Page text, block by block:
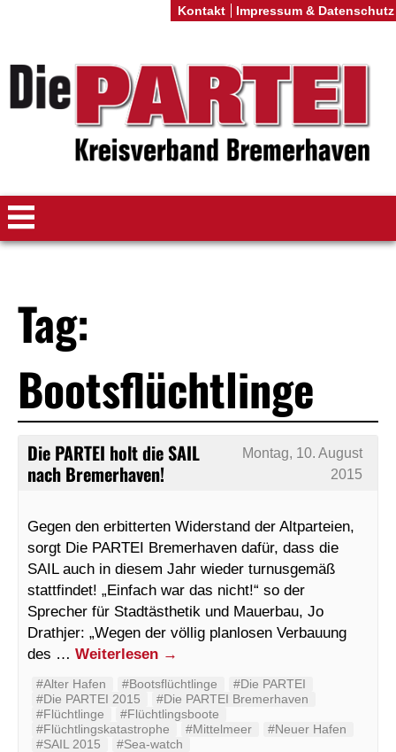
Tag:
Bootsflüchtlinge
Die PARTEI holt die SAIL
nach Bremerhaven!
Montag, 10. August
2015
Gegen den erbitterten Widerstand der Altparteien,
sorgt Die PARTEI Bremerhaven dafür, dass die
SAIL auch in diesem Jahr wieder turnusgemäß
stattfindet! „Einfach war das nicht!“ so der
Sprecher für Stadtästhetik und Mauerbau, Jo
Drathjer: „Wegen der völlig planlosen Verbauung
des … Weiterlesen →
#Alter Hafen #Bootsflüchtlinge
#‬‪Die PARTEI‬
#Die PARTEI 2015
#Die PARTEI Bremerhaven
#Flüchtlinge
#Flüchtlingsboote
#Flüchtlingskatastrophe
#Mittelmeer
#Neuer Hafen
#SAIL 2015
#Sea-watch
Kontakt Impressum & Datenschutz